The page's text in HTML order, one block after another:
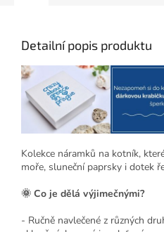
Detailní popis produktu
Kolekce náramků na kotník,
moře, sluneční paprsky i dotek
🌞 Co je dělá výjimečnými?
- Ručně navlečené z různých